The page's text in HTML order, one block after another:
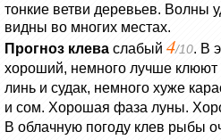
тонкие ветви деревьев. Волны
видны во многих местах.
Прогноз клева слабый 4/10. В
хороший, немного лучше клюют
линь и судак, немного хуже
и сом. Хорошая фаза луны.
В облачную погоду клев рыбы